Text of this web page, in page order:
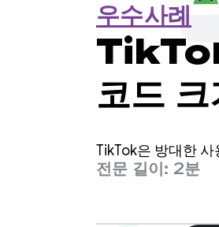
우수사례
코드
의 앱
TikTok은 방대한
전문 길이: 2분